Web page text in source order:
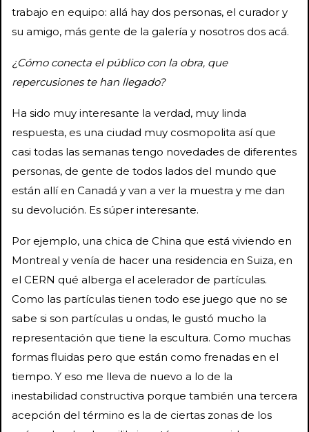
trabajo en equipo: allá hay dos personas, el curador y
su amigo, más gente de la galería y nosotros dos acá.
¿Cómo conecta el público con la obra, que
repercusiones te han llegado?
Ha sido muy interesante la verdad, muy linda
respuesta, es una ciudad muy cosmopolita así que
casi todas las semanas tengo novedades de diferentes
personas, de gente de todos lados del mundo que
están allí en Canadá y van a ver la muestra y me dan
su devolución. Es súper interesante.
Por ejemplo, una chica de China que está viviendo en
Montreal y venía de hacer una residencia en Suiza, en
el CERN qué alberga el acelerador de partículas.
Como las partículas tienen todo ese juego que no se
sabe si son partículas u ondas, le gustó mucho la
representación que tiene la escultura. Como muchas
formas fluidas pero que están como frenadas en el
tiempo. Y eso me lleva de nuevo a lo de la
inestabilidad constructiva porque también una tercera
acepción del término es la de ciertas zonas de los